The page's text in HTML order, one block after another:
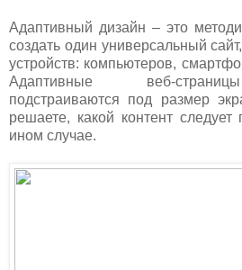
Адаптивный дизайн – это
создать один универсальный
устройств: компьютеров,
Адаптивные веб-
подстраиваются под размер
решаете, какой контент
ином случае.